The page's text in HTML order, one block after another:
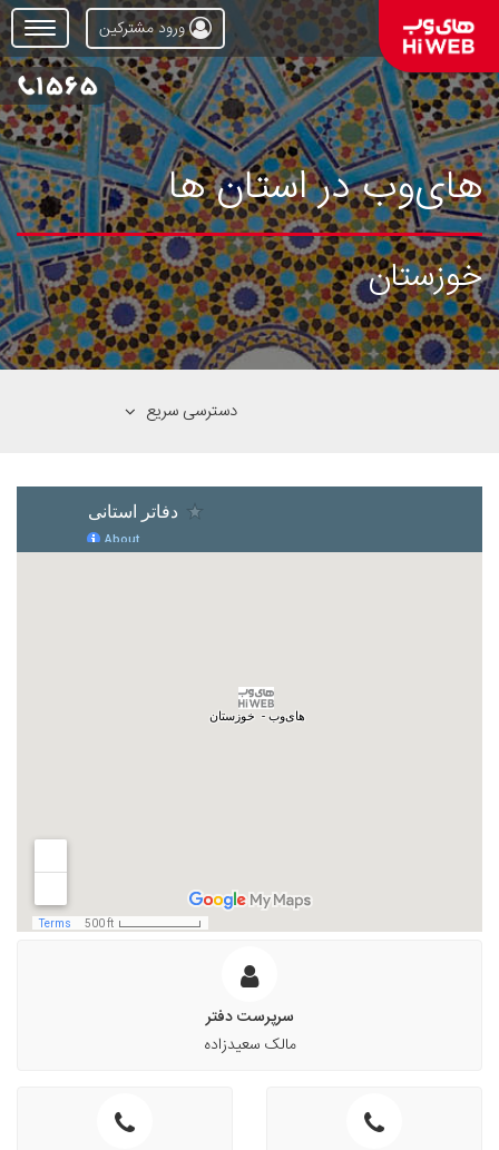
Open
Menu
ورود مشترکین
های‌وب در استان ها
خوزستان‌
دسترسی سریع
سرپرست دفتر
مالک سعیدزاده